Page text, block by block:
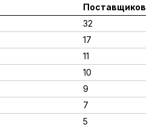
Поставщиков
32
17
11
10
9
7
5